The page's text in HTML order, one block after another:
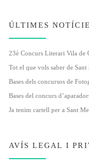
ÚLTIMES
23è Concurs Literari Vila de
Tot el que vols saber de
Bases dels concursos de
Bases del concurs
Ja tenim cartell per a Sant
AVÍS LEGAL I